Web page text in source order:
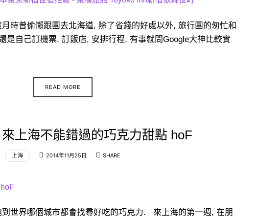
時曾偷懶跟團去北海道, 除了省錢的好處以外, 旅行團的匆忙和
是自己訂機票, 訂飯店, 安排行程, 有事就問Google大神比較實
READ MORE
上海不能錯過的巧克力甜點 hoF
上海 2014年11月25日 SHARE
世界哪個城市都會找尋好吃的巧克力. 來上海的第一週, 在朋